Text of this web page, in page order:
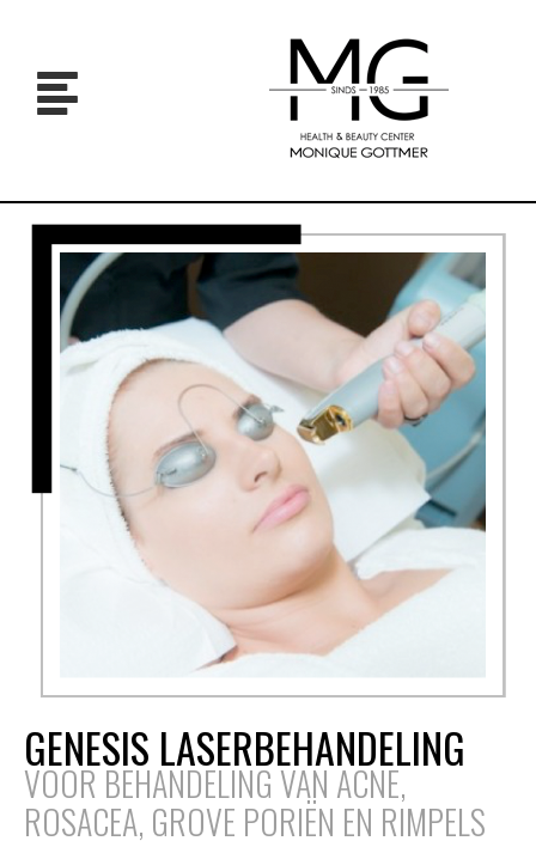
GENESIS LASERBEHANDELING
VOOR BEHANDELING VAN ACNE,
ROSACEA, GROVE PORIËN EN RIMPELS